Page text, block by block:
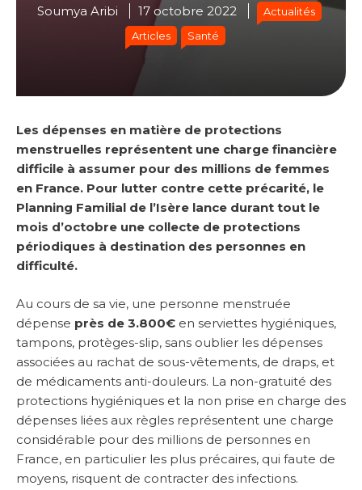
Soumya Aribi 17 octobre 2022
Actualités
Articles
Santé
Les dépenses en matière de protections
menstruelles représentent une charge financière
difficile à assumer pour des millions de femmes
en France. Pour lutter contre cette précarité, le
Planning Familial de l’Isère lance durant tout le
mois d’octobre une collecte de protections
périodiques à destination des personnes en
difficulté.
Au cours de sa vie, une personne menstruée
dépense près de 3.800€ en serviettes hygiéniques,
tampons, protèges-slip, sans oublier les dépenses
associées au rachat de sous-vêtements, de draps, et
de médicaments anti-douleurs. La non-gratuité des
protections hygiéniques et la non prise en charge des
dépenses liées aux règles représentent une charge
considérable pour des millions de personnes en
France, en particulier les plus précaires, qui faute de
moyens, risquent de contracter des infections.